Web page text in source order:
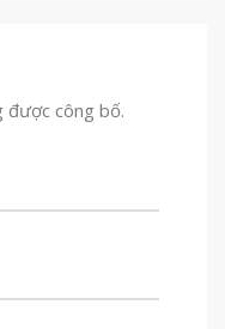
được công bố.